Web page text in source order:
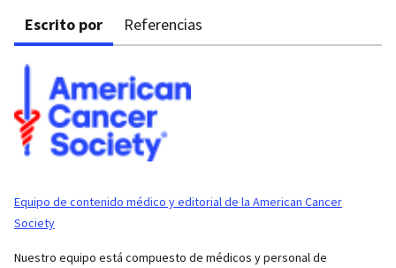
Escrito por Referencias
Equipo de contenido médico y editorial de la American Cancer
Society
Nuestro equipo está compuesto de médicos y personal de